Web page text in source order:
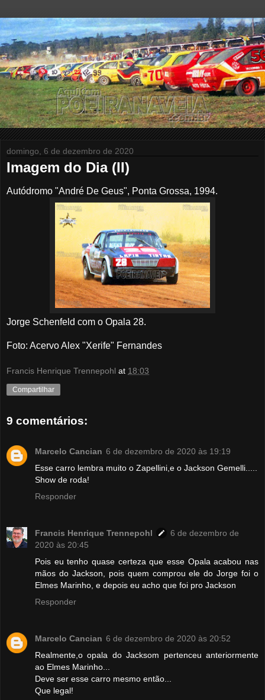
domingo, 6 de dezembro de 2020
Imagem do Dia (II)
Autódromo "André De Geus", Ponta Grossa, 1994.
Jorge Schenfeld com o Opala 28.
Foto: Acervo Alex "Xerife" Fernandes
Francis Henrique Trennepohl at 18:03
Compartilhar
9 comentários:
Marcelo Cancian 6 de dezembro de 2020 às 19:19
Esse carro lembra muito o Zapellini,e o Jackson Gemelli.....
Show de roda!
Responder
Francis Henrique Trennepohl
6 de dezembro de
2020 às 20:45
Pois eu tenho quase certeza que esse Opala acabou nas
mãos do Jackson, pois quem comprou ele do Jorge foi o
Elmes Marinho, e depois eu acho que foi pro Jackson
Responder
Marcelo Cancian 6 de dezembro de 2020 às 20:52
Realmente,o opala do Jacksom pertenceu anteriormente
ao Elmes Marinho...
Deve ser esse carro mesmo então...
Que legal!